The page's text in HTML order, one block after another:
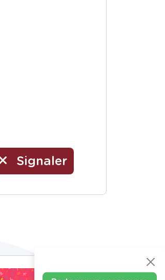
Signaler